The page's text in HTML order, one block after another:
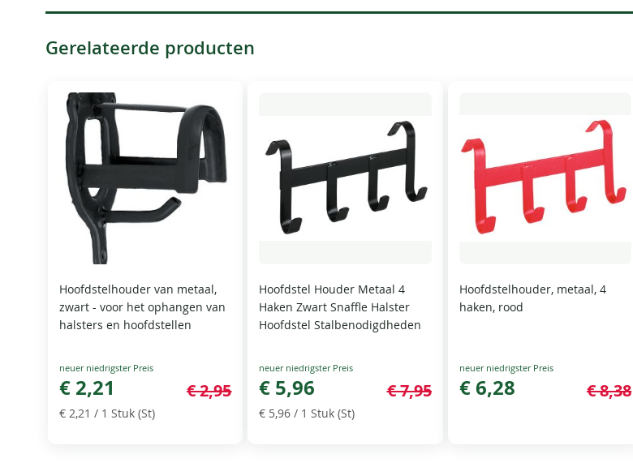
Gerelateerde producten
Hoofdstelhouder van metaal,
zwart - voor het ophangen van
halsters en hoofdstellen
Special
Price
€ 2,21 € 2,95
€ 2,21 / 1 Stuk (St)
Hoofdstel Houder Metaal 4
Haken Zwart Snaffle Halster
Hoofdstel Stalbenodigdheden
Special
Price
€ 5,96 € 7,95
€ 5,96 / 1 Stuk (St)
Hoofdstelhouder, metaal, 4
haken, rood
Special
Price
€ 6,28 € 8,38